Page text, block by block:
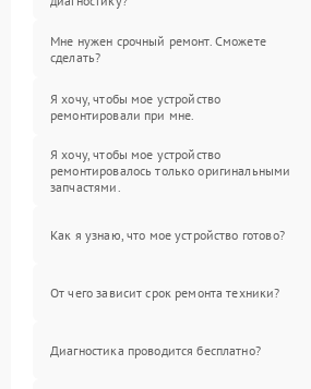
Мне нужен срочный ремонт. Сможете
сделать?
Я хочу, чтобы мое устройство
ремонтировали при мне.
Я хочу, чтобы мое устройство
ремонтировалось только оригинальными
запчастями.
Как я узнаю, что мое устройство готово?
От чего зависит срок ремонта техники?
Диагностика проводится бесплатно?